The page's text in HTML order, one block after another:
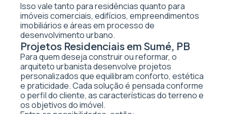
Isso vale tanto para residências quanto para
imóveis comerciais, edifícios, empreendimentos
imobiliários e áreas em processo de
desenvolvimento urbano.
Projetos Residenciais em Sumé, PB
Para quem deseja construir ou reformar, o
arquiteto urbanista desenvolve projetos
personalizados que equilibram conforto, estética
e praticidade. Cada solução é pensada conforme
o perfil do cliente, as características do terreno e
os objetivos do imóvel.